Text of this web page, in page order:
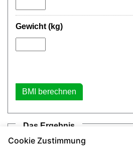
Gewicht (kg)
Das Ergebnis
Body-Mass-Index
Cookie Zustimmung